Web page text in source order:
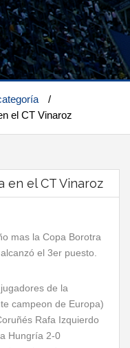
/
el CT Vinaroz
en el CT Vinaroz
mas la Copa Borotra
el 3er puesto.
de la
campeon de Europa)
Rafa Izquierdo
Hungría 2-0